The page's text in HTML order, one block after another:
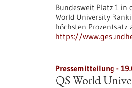
Bundesweit Platz 1 in
World University
höchsten Prozentsatz
https://
Pressemitteilung -
QS World